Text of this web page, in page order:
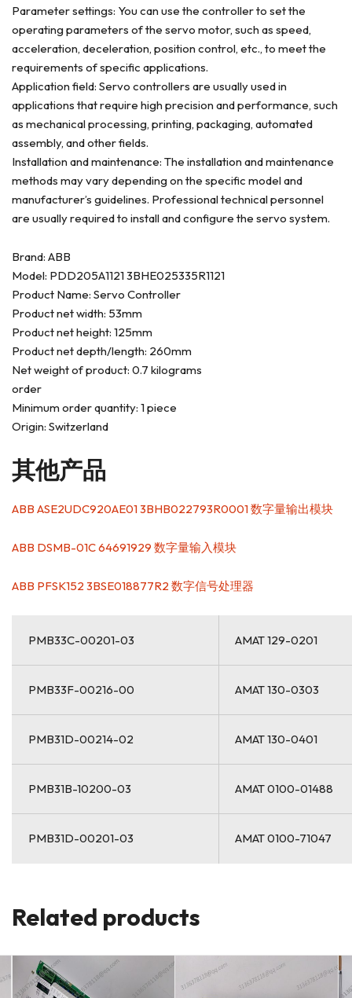
Parameter settings: You can use the controller to set the
operating parameters of the servo motor, such as speed,
acceleration, deceleration, position control, etc., to meet the
requirements of specific applications.
Application field: Servo controllers are usually used in
applications that require high precision and performance, such
as mechanical processing, printing, packaging, automated
assembly, and other fields.
Installation and maintenance: The installation and maintenance
methods may vary depending on the specific model and
manufacturer’s guidelines. Professional technical personnel
are usually required to install and configure the servo system.
Brand: ABB
Model: PDD205A1121 3BHE025335R1121
Product Name: Servo Controller
Product net width: 53mm
Product net height: 125mm
Product net depth/length: 260mm
Net weight of product: 0.7 kilograms
order
Minimum order quantity: 1 piece
Origin: Switzerland
其他产品
ABB ASE2UDC920AE01 3BHB022793R0001 数字量输出模块
ABB DSMB-01C 64691929 数字量输入模块
ABB PFSK152 3BSE018877R2 数字信号处理器
PMB33C-00201-03 AMAT 129-0201
PMB33F-00216-00 AMAT 130-0303
PMB31D-00214-02 AMAT 130-0401
PMB31B-10200-03 AMAT 0100-01488
PMB31D-00201-03 AMAT 0100-71047
Related products